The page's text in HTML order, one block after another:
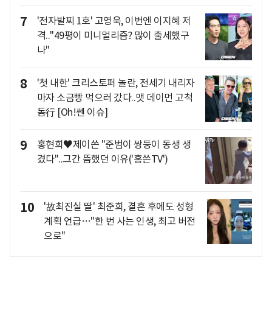
7
'전자발찌 1호' 고영욱, 이번엔 이지혜 저
격.."49평이 미니멀리즘? 많이 출세했구
나"
8
'첫 내한' 크리스토퍼 놀란, 전세기 내리자
마자 소금빵 먹으러 갔다..맷 데이먼 고척
돔行 [Oh!쎈 이슈]
9
홍현희♥제이쓴 "준범이 쌍둥이 동생 생
겼다"..그간 뜸했던 이유('홍쓴TV')
10
'故최진실 딸' 최준희, 결혼 후에도 성형
계획 언급…"한 번 사는 인생, 최고 버전
으로"